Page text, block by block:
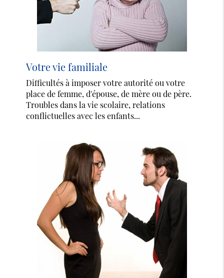
Votre vie familiale
Difficultés à imposer votre autorité ou votre
place de femme, d'épouse, de mère ou de père.
Troubles dans la vie scolaire, relations
conflictuelles avec les enfants...